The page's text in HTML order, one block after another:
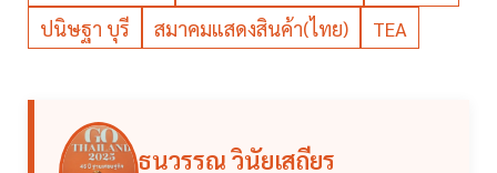
ปนิษฐา บุรี
สมาคมแสดงสินค้า(ไทย) TEA
ธนวรรณ วินัยเสถียร